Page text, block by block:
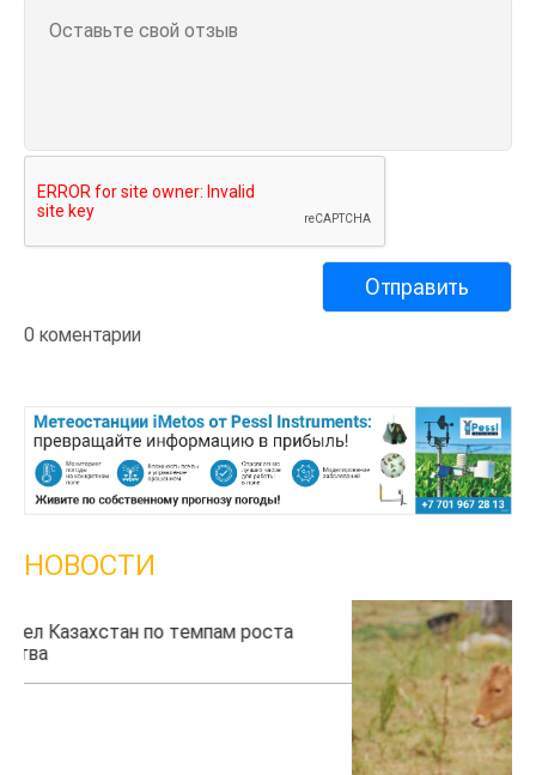
0 коментарии
НОВОСТИ